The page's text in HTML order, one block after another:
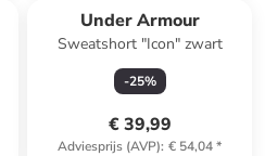
Under Armour
Sweatshort "Icon" zwart
-25%
€ 39,99
Adviesprijs (AVP): € 54,04*